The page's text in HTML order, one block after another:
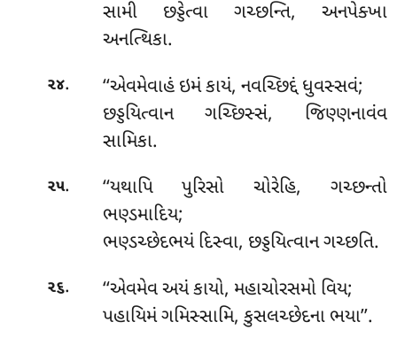
સામી છડ્ડેત્વા ગચ્છન્તિ, અનપેક્ખા
અનત્થિકા.
૨૪. ‘‘એવમેવાહં ઇમં કાયં, નવચ્છિદ્દં ધુવસ્સવં;
છડ્ડયિત્વાન ગચ્છિસ્સં, જિણ્ણનાવંવ
સામિકા.
૨૫.
‘‘યથાપિ પુરિસો ચોરેહિ, ગચ્છન્તો
ભણ્ડમાદિય;
ભણ્ડચ્છેદભયં દિસ્વા, છડ્ડયિત્વાન ગચ્છતિ.
૨૬.
‘‘એવમેવ અયં કાયો, મહાચોરસમો વિય;
પહાયિમં ગમિસ્સામિ, કુસલચ્છેદના ભયા’’.